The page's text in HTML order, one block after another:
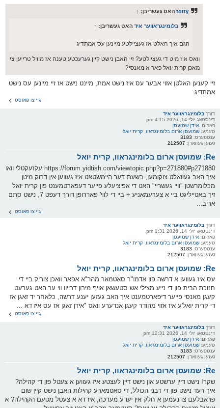
totty האט געשריבן: ↑
בלומינגראווער איד האט געשריבן: ↑
הגם איך האלט אז געציילטע מיינען עס אמתדיג
וואס איז מיט די געציילטע? זיי האבן נישט קיין גערעכטע טענה אז מוויל טרייען צי
מאכן קרית יואל פאר א מאנסי?
זיי קענען האלטן אזוי אבער עס איז נישט אמת, מיינט נישט אז זיי מיינען עס נישט
אמתדיג
גיי צו פאוסט
דורך בלומינגראווער איד
דינסטאג יולי 14, 2026 4:15 pm
פארום: אידן שמועסן
טעמע: שמועסן ארום בלומינגראוו, קרית יואל
ענטפערס: 3183
געזען געווארן: 212507
Re: שמועסן ארום בלומינגראוו, קרית יואל
https://forum.yidtish.com/viewtopic.php?p=271880#p271880 עקזעקטלי וואו
איך האב געוואלט צוקומען, בשעת דער היימשטאט איז געווען אין דרוק מיטן
מכלומרשטן "וויי געשריי" האט די אפיציעלע פייער דעפארטמענט פון קרית יואל
זיך באטייליגט ביי א צערעמאניע + ביי די לווי' פאררופן דורך דעפט 7, נישט סתם
אריב...
גיי צו פאוסט
דורך בלומינגראווער איד
דינסטאג יולי 14, 2026 1:31 pm
פארום: אידן שמועסן
טעמע: שמועסן ארום בלומינגראוו, קרית יואל
ענטפערס: 3183
געזען געווארן: 212507
Re: שמועסן ארום בלומינגראוו, קרית יואל
עס איז געווען א דרשה פון אדמו"ר סאטמאר מהר"א אפאר וואכן צוריק ביי די
חנוכת הבית פון די נייע מצילי אש סטעשאן אויף מירון דרייוו ווי ער האט גערעט
קעגן מאנסי פייער דיפארטמענט איך האב געזען יענע דרשה, כלאחר יד זאגן אז
די קרית יואל'ע איז אזוי מהודר קעגן אנדערע וואס "אידן זאגן אז עס איז דא ...
גיי צו פאוסט
דורך בלומינגראווער איד
דינסטאג יולי 14, 2026 12:31 pm
פארום: אידן שמועסן
טעמע: שמועסן ארום בלומינגראוו, קרית יואל
ענטפערס: 3183
געזען געווארן: 212507
Re: שמועסן ארום בלומינגראוו, קרית יואל
שקר! נישט דיין ערשטע און נישט דיין לעצטע איז געווען א צעטל פון די קהילה?
איך רעד נישט פון די רבני הכולל, די סאטמארע קהילות האבן נישט קיין שום
פראבלעם צו נעמען א חלק אין יעדע מערכה, איז דא א צעטל מטעם הקהילה? א